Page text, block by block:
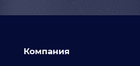
Компания